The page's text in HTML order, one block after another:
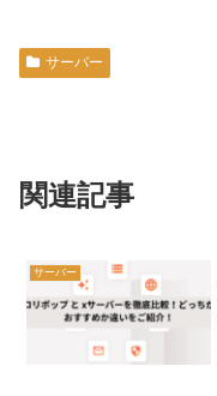
サーバー
関連記事
サーバー